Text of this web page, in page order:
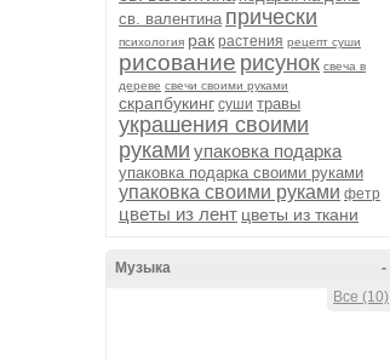
св. валентина прически
психология рак растения рецепт суши
рисование рисунок свеча в
дереве свечи своими руками
скрапбукинг суши травы
украшения своими
руками упаковка подарка
упаковка подарка своими руками
упаковка своими руками фетр
цветы из лент цветы из ткани
-
Музыка
Все (10)